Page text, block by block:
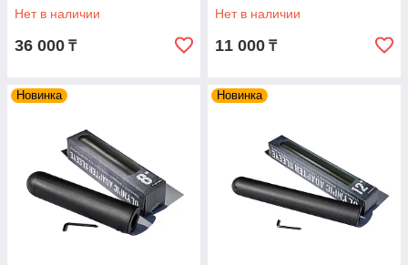
Нет в наличии
36 000 ₸
Нет в наличии
11 000 ₸
Новинка Новинка